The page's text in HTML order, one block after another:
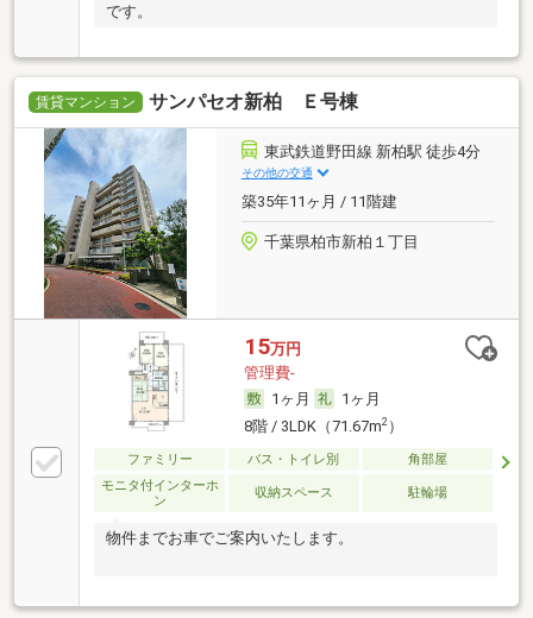
です。
賃貸マンション サンパセオ新柏 Ｅ号棟
東武鉄道野田線 新柏駅 徒歩4分
その他の交通
築35年11ヶ月 / 11階建
千葉県柏市新柏１丁目
15万円
管理費-
1ヶ月
1ヶ月
8階 / 3LDK（71.67m2）
ファミリー バス・トイレ別
角部屋
モニタ付インターホ
ン
収納スペース 駐輪場
物件までお車でご案内いたします。